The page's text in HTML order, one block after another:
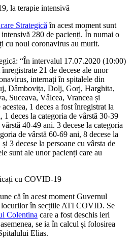
la terapie intensivă
Strategică în acest moment sunt
280 de pacienți. În numai o
cu noul coronavirus au murit.
“În intervalul 17.07.2020 (10:00)
21 de decese ale unor
internați în spitalele din
Dâmbovița, Dolj, Gorj, Harghita,
Suceava, Vâlcea, Vrancea și
1 deces a fost înregistrat la
1 deces la categoria de vârstă 30-39
40-49 ani. 3 decese la categoria
de vârstă 60-69 ani, 8 decese la
3 decese la persoane cu vârsta de
sunt ale unor pacienți care au
cu COVID-19
că în acest moment Guvernul
locurilor în secțiile ATI COVID. Se
Colentina care a fost deschis ieri
se ia în calcul și folosirea
Elias.